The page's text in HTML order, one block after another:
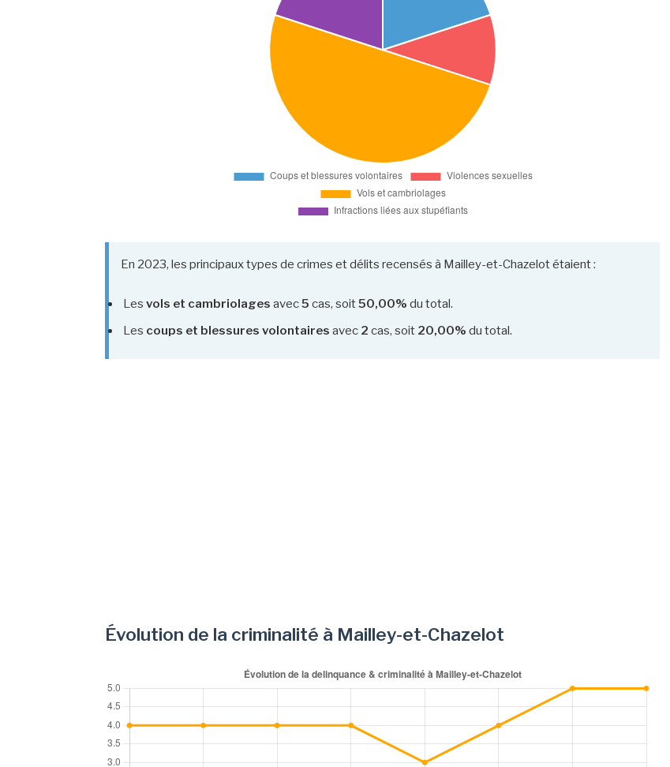
En 2023, les principaux types de crimes et délits recensés à Mailley-et-Chazelot étaient :
Les vols et cambriolages avec5 cas, soit50,00% du total.
Les coups et blessures volontaires avec 2 cas, soit 20,00% du total.
Évolution de la criminalité à Mailley-et-Chazelot